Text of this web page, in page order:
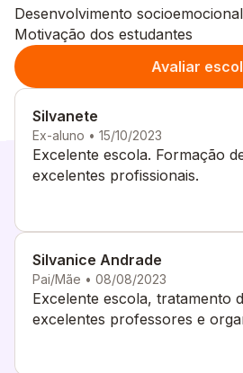
Desenvolvimento socioemocional
Motivação dos estudantes
Avaliar
Silvanete
Ex-aluno • 15/10/2023
Excelente escola. Formação
excelentes profissionais.
Silvanice Andrade
Pai/Mãe • 08/08/2023
Excelente escola, tratamento
excelentes professores e